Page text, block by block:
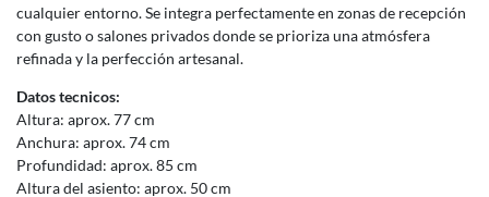
cualquier entorno. Se integra perfectamente en zonas de recepción
con gusto o salones privados donde se prioriza una atmósfera
refinada y la perfección artesanal.
Datos tecnicos:
Altura: aprox. 77 cm
Anchura: aprox. 74 cm
Profundidad: aprox. 85 cm
Altura del asiento: aprox. 50 cm